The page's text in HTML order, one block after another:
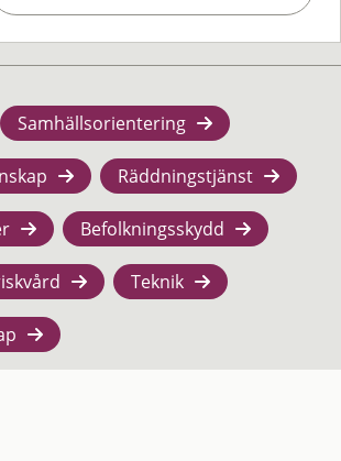
Samhällsorientering
Räddningstjänst
Befolkningsskydd
Teknik